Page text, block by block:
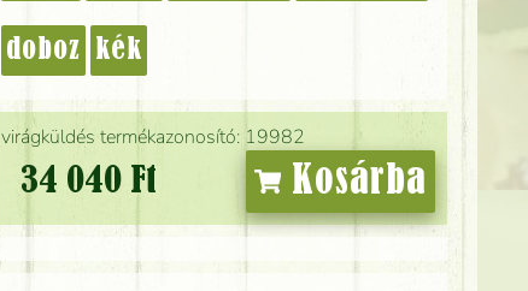
virágküldés termékazonosító: 19982
34 040 Ft Kosárba
doboz kék